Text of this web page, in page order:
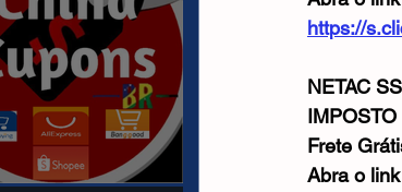
https://
NETAC
Frete
Abra o